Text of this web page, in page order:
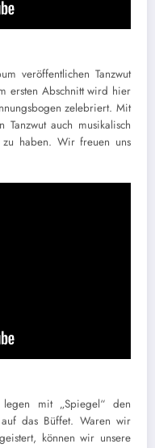
veröffentlichen Tanzwut
ersten Abschnitt wird hier
zelebriert. Mit
auch musikalisch
haben. Wir freuen uns
legen mit „Spiegel“ den
das Büffet. Waren wir
können wir unsere